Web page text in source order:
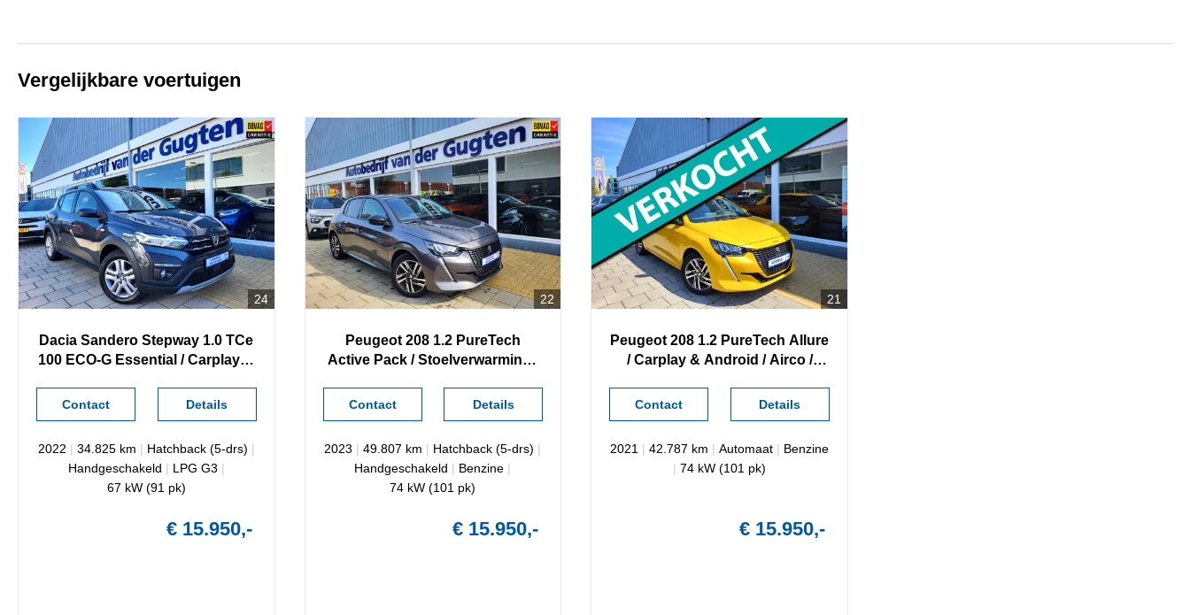
Vergelijkbare voertuigen
24
Dacia Sandero Stepway 1.0 TCe
100 ECO-G Essential / Carplay &
Details
Contact
2022 | 34.825 km | Hatchback (5-drs) |
Handgeschakeld | LPG G3 |
67 kW (91 pk)
€ 15.950,-
22
Peugeot 208 1.2 PureTech
Active Pack / Stoelverwarming /
Details
Contact
2023 |49.807 km | Hatchback (5-drs) |
Handgeschakeld | Benzine |
74 kW (101 pk)
€ 15.950,-
21
Peugeot 208 1.2 PureTech Allure
/ Carplay & Android / Airco /
Details
Contact
2021 |42.787 km |Automaat | Benzine
|74 kW (101 pk)
€ 15.950,-